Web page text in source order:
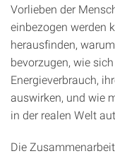
Vorlieben der
einbezogen werden
herausfinden,
bevorzugen, wie
Energieverbrauch,
auswirken, und wie
in der realen Welt
Die